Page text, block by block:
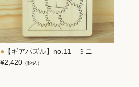
【ギアパズル】no.11 ミニ
¥2,420 （税込）